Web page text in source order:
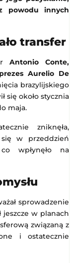
powodu innych
transfer
Antonio Conte,
Aurelio De
brazylijskiego
się około stycznia
maja.
zniknęła,
w przeddzień
wpłynęło na
sprowadzenie
jeszcze w planach
związaną z
i ostatecznie